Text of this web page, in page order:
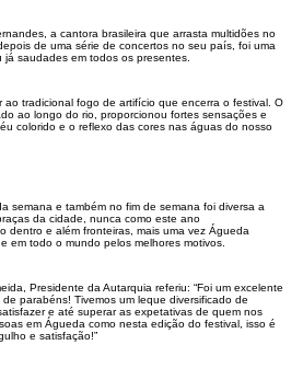
a cantora brasileira que arrasta multidões no
de uma série de concertos no seu país, foi uma
saudades em todos os presentes.
ao tradicional fogo de artifício que encerra o festival. O
ao longo do rio, proporcionou fortes sensações e
colorido e o reflexo das cores nas águas do nosso
semana e também no fim de semana foi diversa a
da cidade, nunca como este ano
dentro e além fronteiras, mais uma vez Águeda
em todo o mundo pelos melhores motivos.
Presidente da Autarquia referiu: “Foi um excelente
parabéns! Tivemos um leque diversificado de
e até superar as expetativas de quem nos
em Águeda como nesta edição do festival, isso é
e satisfação!”